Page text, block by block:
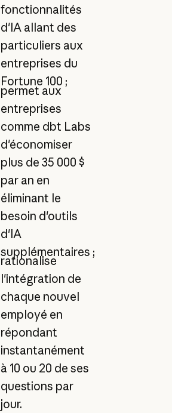
fonctionnalités
d'IA allant des
particuliers aux
entreprises du
Fortune 100 ;
permet aux
entreprises
comme dbt Labs
d'économiser
plus de 35 000 $
par an en
éliminant le
besoin d'outils
d'IA
supplémentaires ;
rationalise
l'intégration de
chaque nouvel
employé en
répondant
instantanément
à 10 ou 20 de ses
questions par
jour.